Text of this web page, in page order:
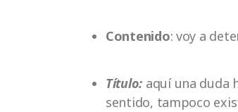
Contenido: voy a
Título: aquí una duda
sentido, tampoco